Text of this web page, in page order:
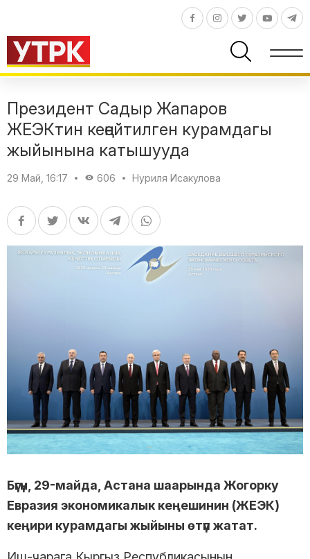
Президент Садыр Жапаров
ЖЕЭКтин кеңейтилген курамдагы
жыйынына катышууда
29 Май, 16:17 606 Нуриля Исакулова
Бүгүн, 29-майда, Астана шаарында Жогорку
Евразия экономикалык кеңешинин (ЖЕЭК)
кеңири курамдагы жыйыны өтүп жатат.